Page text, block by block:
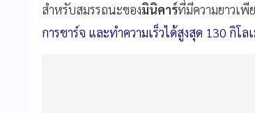
สำหรับสมรรถนะของมินิคาร์ที่มีความยาวเพี
การชาร์จ และทำความเร็วได้สูงสุด 130 กิโล